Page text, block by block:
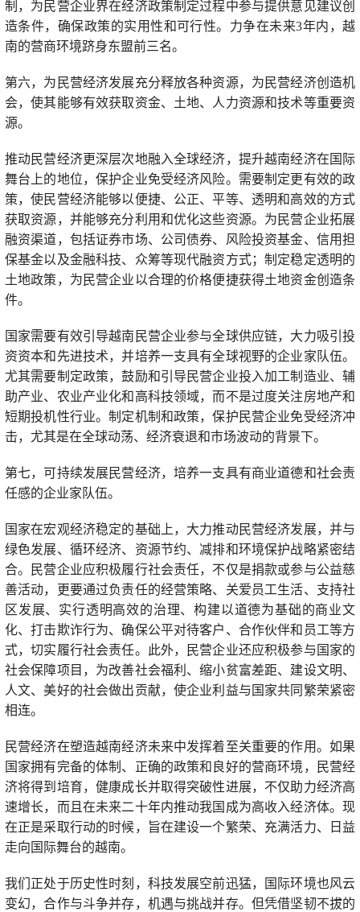
制，为民营企业界在经济政策制定过程中参与提供意见建议创
造条件，确保政策的实用性和可行性。力争在未来3年内，越
南的营商环境跻身东盟前三名。
第六，为民营经济发展充分释放各种资源，为民营经济创造机
会，使其能够有效获取资金、土地、人力资源和技术等重要资
源。
推动民营经济更深层次地融入全球经济，提升越南经济在国际
舞台上的地位，保护企业免受经济风险。需要制定更有效的政
策，使民营经济能够以便捷、公正、平等、透明和高效的方式
获取资源，并能够充分利用和优化这些资源。为民营企业拓展
融资渠道，包括证券市场、公司债券、风险投资基金、信用担
保基金以及金融科技、众筹等现代融资方式；制定稳定透明的
土地政策，为民营企业以合理的价格便捷获得土地资金创造条
件。
国家需要有效引导越南民营企业参与全球供应链，大力吸引投
资资本和先进技术，并培养一支具有全球视野的企业家队伍。
尤其需要制定政策，鼓励和引导民营企业投入加工制造业、辅
助产业、农业产业化和高科技领域，而不是过度关注房地产和
短期投机性行业。制定机制和政策，保护民营企业免受经济冲
击，尤其是在全球动荡、经济衰退和市场波动的背景下。
第七，可持续发展民营经济，培养一支具有商业道德和社会责
任感的企业家队伍。
国家在宏观经济稳定的基础上，大力推动民营经济发展，并与
绿色发展、循环经济、资源节约、减排和环境保护战略紧密结
合。民营企业应积极履行社会责任，不仅是捐款或参与公益慈
善活动，更要通过负责任的经营策略、关爱员工生活、支持社
区发展、实行透明高效的治理、构建以道德为基础的商业文
化、打击欺诈行为、确保公平对待客户、合作伙伴和员工等方
式，切实履行社会责任。此外，民营企业还应积极参与国家的
社会保障项目，为改善社会福利、缩小贫富差距、建设文明、
人文、美好的社会做出贡献，使企业利益与国家共同繁荣紧密
相连。
民营经济在塑造越南经济未来中发挥着至关重要的作用。如果
国家拥有完备的体制、正确的政策和良好的营商环境，民营经
济将得到培育，健康成长并取得突破性进展，不仅助力经济高
速增长，而且在未来二十年内推动我国成为高收入经济体。现
在正是采取行动的时候，旨在建设一个繁荣、充满活力、日益
走向国际舞台的越南。
我们正处于历史性时刻，科技发展空前迅猛，国际环境也风云
变幻，合作与斗争并存，机遇与挑战并存。但凭借坚韧不拔的